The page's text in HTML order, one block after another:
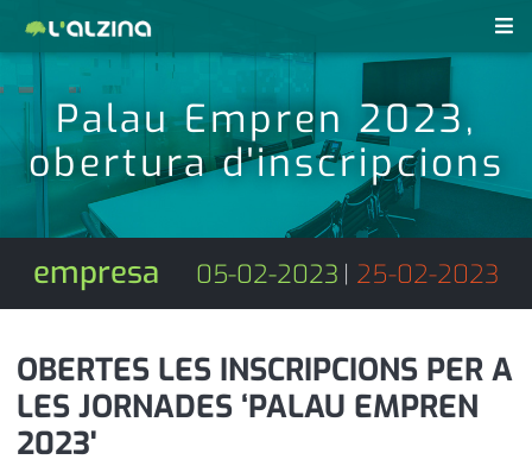
últimes notícies
agenda
empresa
revistes pdf
anunciants
subscripció
contacte
Palau Empren 2023,
obertura d'inscripcions
empresa 05-02-2023 | 25-02-2023
OBERTES LES INSCRIPCIONS PER A
LES JORNADES ‘PALAU EMPREN
2023'